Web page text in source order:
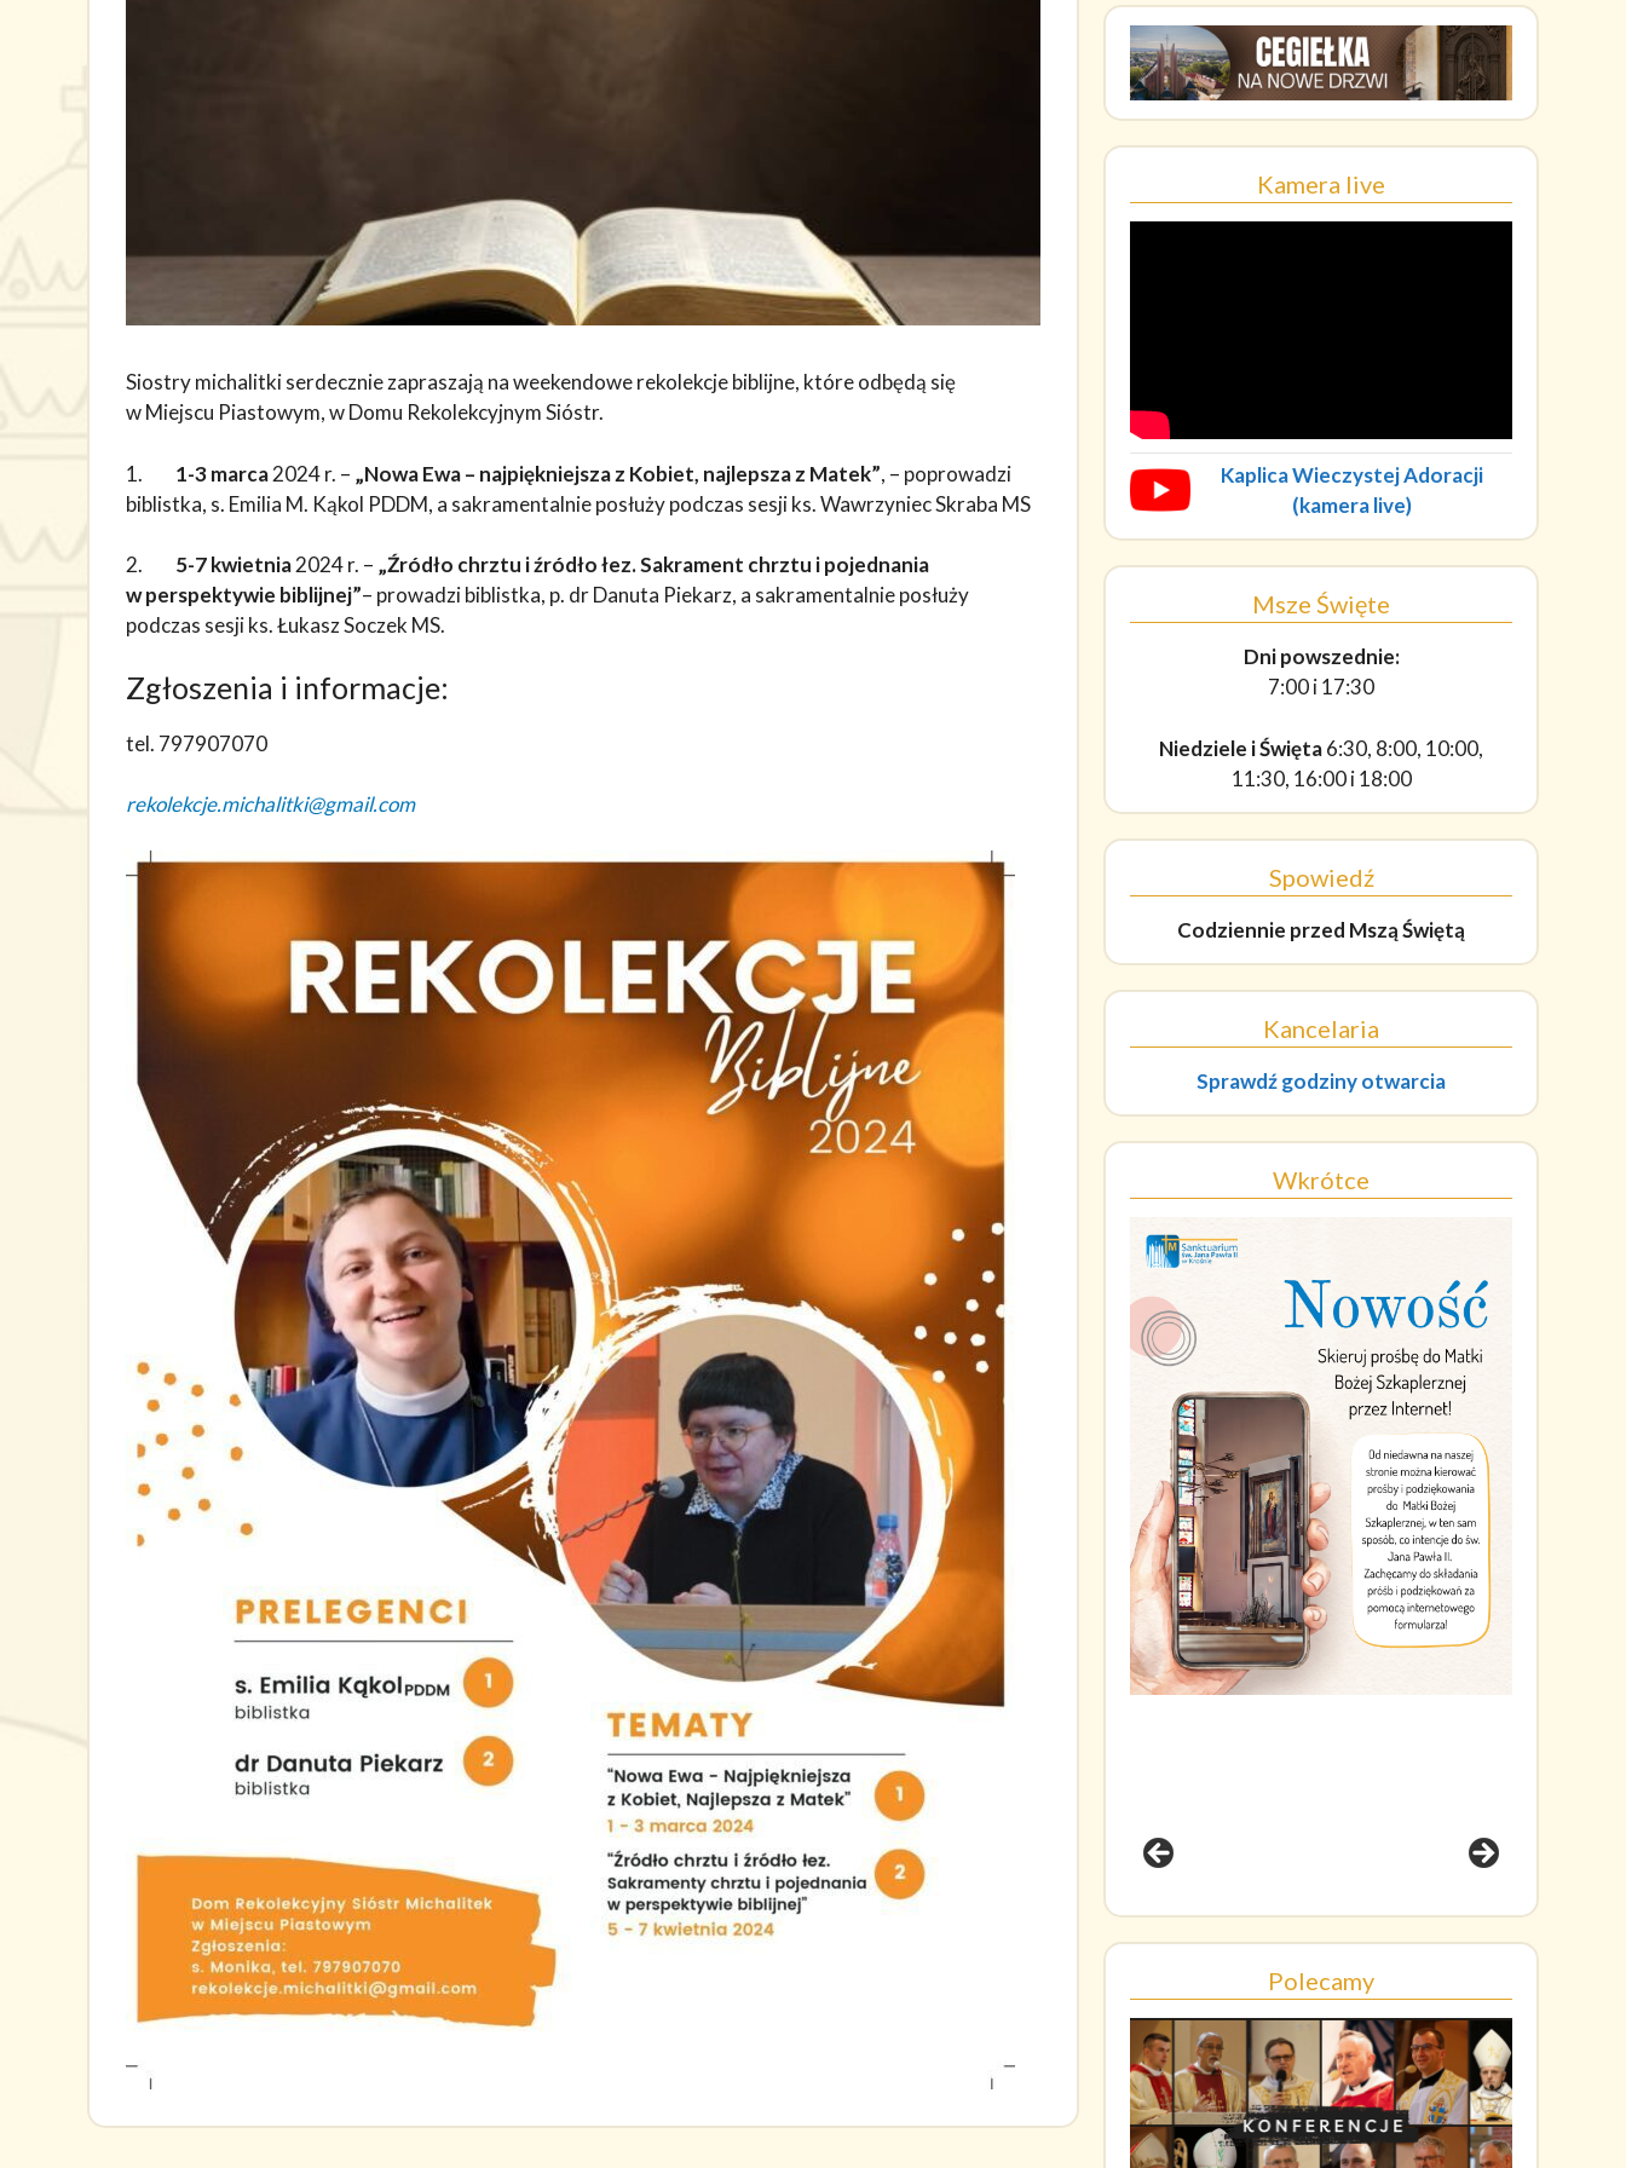
Siostry michalitki serdecznie zapraszają na weekendowe rekolekcje biblijne, które odbędą się
w Miejscu Piastowym, w Domu Rekolekcyjnym Sióstr.
1. 1-3 marca2024 r. – „Nowa Ewa – najpiękniejsza z Kobiet, najlepsza z Matek”, – poprowadzi
biblistka, s. Emilia M. Kąkol PDDM, a sakramentalnie posłuży podczas sesji ks. Wawrzyniec Skraba MS
2. 5-7 kwietnia2024 r. – „Źródło chrztu i źródło łez. Sakrament chrztu i pojednania
w perspektywie biblijnej”– prowadzi biblistka, p. dr Danuta Piekarz, a sakramentalnie posłuży
podczas sesji ks. Łukasz Soczek MS.
Zgłoszenia i informacje:
tel. 797907070
rekolekcje.michalitki@gmail.com
Kamera live
Kaplica Wieczystej Adoracji
(kamera live)
Msze Święte
Dni powszednie:
7:00 i 17:30
Niedziele i Święta6:30, 8:00, 10:00,
11:30, 16:00 i 18:00
Spowiedź
Codziennie przed Mszą Świętą
Kancelaria
Sprawdź godziny otwarcia
Wkrótce
Polecamy